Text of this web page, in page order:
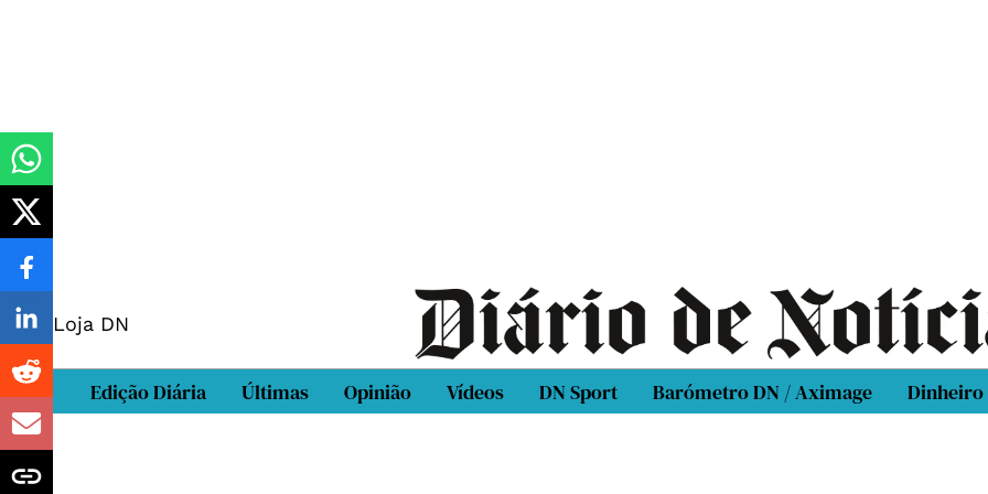
Loja DN
Edição Diária Últimas Opinião Vídeos DN Sport Barómetro DN / Aximage Dinheiro